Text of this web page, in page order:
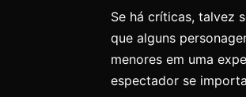
Se há críticas, talvez
que alguns
menores em uma
espectador se